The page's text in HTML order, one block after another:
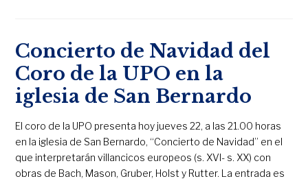
Concierto de Navidad del
Coro de la UPO en la
iglesia de San Bernardo
El coro de la UPO presenta hoy jueves 22, a las 21.00 horas
en la iglesia de San Bernardo, “Concierto de Navidad” en el
que interpretarán villancicos europeos (s. XVI- s. XX) con
obras de Bach, Mason, Gruber, Holst y Rutter. La entrada es